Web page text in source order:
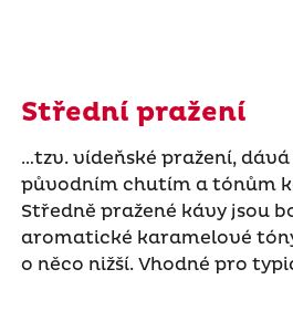
Střední pražení
…tzv. vídeňské pražení,
původním chutím a tónům
Středně pražené kávy jsou
aromatické karamelové
o něco nižší. Vhodné pro